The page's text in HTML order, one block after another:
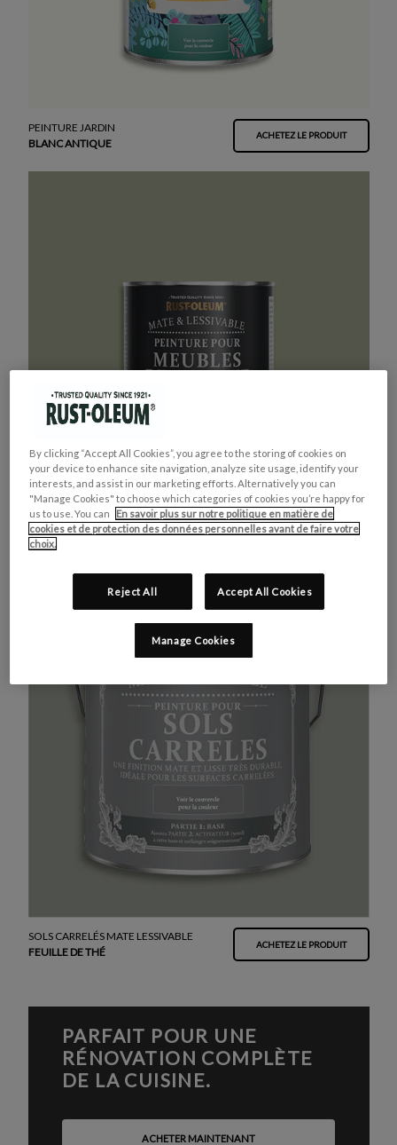
PEINTURE JARDIN
BLANC ANTIQUE
ACHETEZ LE PRODUIT
MEUBLES DE CUISINE
VERT KAKI
SOLS CARRELÉS MATE LESSIVABLE
FEUILLE DE THÉ
ACHETEZ LE PRODUIT
PARFAIT POUR UNE
RÉNOVATION COMPLÈTE
DE LA CUISINE.
ACHETER MAINTENANT
By clicking “Accept All Cookies”, you agree to the storing of cookies on
your device to enhance site navigation, analyze site usage, identify your
interests, and assist in our marketing efforts. Alternatively you can
"Manage Cookies" to choose which categories of cookies you’re happy for
us to use. You can
En savoir plus sur notre politique en matière de
cookies et de protection des données personnelles avant de faire votre
choix.
Reject All Accept All Cookies
Manage Cookies